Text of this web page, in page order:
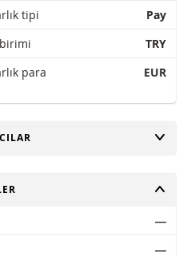
tipi
Pay
TRY
para
EUR
―
―